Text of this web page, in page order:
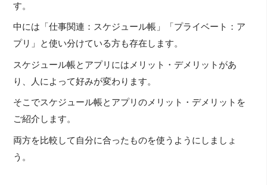
す。
中には「仕事関連：スケジュール帳」「プライベート：ア
プリ」と使い分けている方も存在します。
スケジュール帳とアプリにはメリット・デメリットがあ
り、人によって好みが変わります。
そこでスケジュール帳とアプリのメリット・デメリットを
ご紹介します。
両方を比較して自分に合ったものを使うようにしましょ
う。